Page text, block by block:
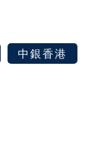
中銀香港